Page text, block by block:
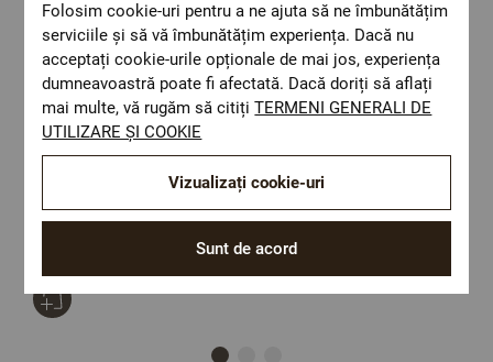
Patura ONTARIO BEJ 140/200 cm
Size:140/200
Folosim cookie-uri pentru a ne ajuta să ne îmbunătățim
serviciile și să vă îmbunătățim experiența. Dacă nu
acceptați cookie-urile opționale de mai jos, experiența
dumneavoastră poate fi afectată. Dacă doriți să aflați
mai multe, vă rugăm să citițiTERMENI GENERALI DE
UTILIZARE ȘI COOKIE
Sunt de acord
Vizualizați cookie-uri